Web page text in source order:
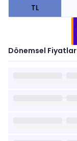
TL
Dönemsel Fiyatlar